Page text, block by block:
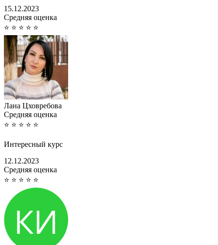
15.12.2023
Cредняя оценка
⭐ ⭐ ⭐ ⭐ ⭐
Лана Цховребова
Cредняя оценка
⭐ ⭐ ⭐ ⭐ ⭐
Интересный курс
12.12.2023
Cредняя оценка
⭐ ⭐ ⭐ ⭐ ⭐